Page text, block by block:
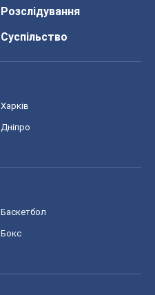
Розслідування
Суспільство
Харків
Дніпро
Баскетбол
Бокс